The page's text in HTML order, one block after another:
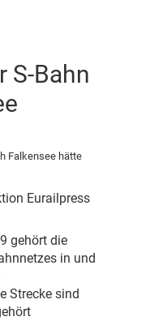
S-Bahn
Falkensee hätte
Eurailpress
gehört die
in und
Strecke sind